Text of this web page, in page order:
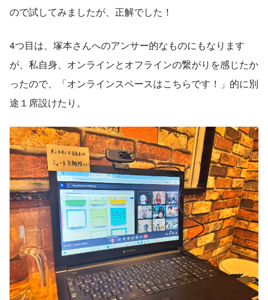
ので試してみましたが、正解でした！
4つ目は、塚本さんへのアンサー的なものにもなります
が、私自身、オンラインとオフラインの繋がりを感じたか
ったので、「オンラインスペースはこちらです！」的に別
途１席設けたり。